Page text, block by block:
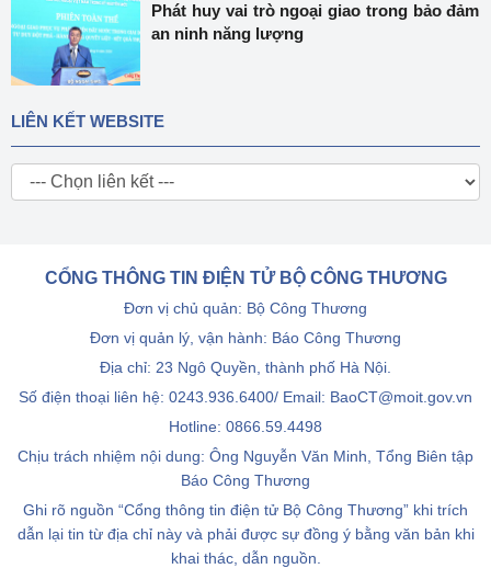
Phát huy vai trò ngoại giao trong bảo đảm
an ninh năng lượng
LIÊN KẾT WEBSITE
CỔNG THÔNG TIN ĐIỆN TỬ BỘ CÔNG THƯƠNG
Đơn vị chủ quản: Bộ Công Thương
Đơn vị quản lý, vận hành: Báo Công Thương
Địa chỉ: 23 Ngô Quyền, thành phố Hà Nội.
Số điện thoại liên hệ: 0243.936.6400/ Email: BaoCT@moit.gov.vn
Hotline: 0866.59.4498
Chịu trách nhiệm nội dung: Ông Nguyễn Văn Minh, Tổng Biên tập
Báo Công Thương
Ghi rõ nguồn “Cổng thông tin điện tử Bộ Công Thương” khi trích
dẫn lại tin từ địa chỉ này và phải được sự đồng ý bằng văn bản khi
khai thác, dẫn nguồn.